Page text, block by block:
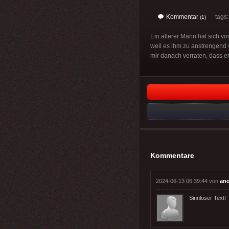
Kommentar (1)
Ein älterer Mann hat sich
weil es ihm zu anstrengend
mir danach verraten, dass
Kommentare
2024-06-13 06:39:44 von
Sinnloser Text!